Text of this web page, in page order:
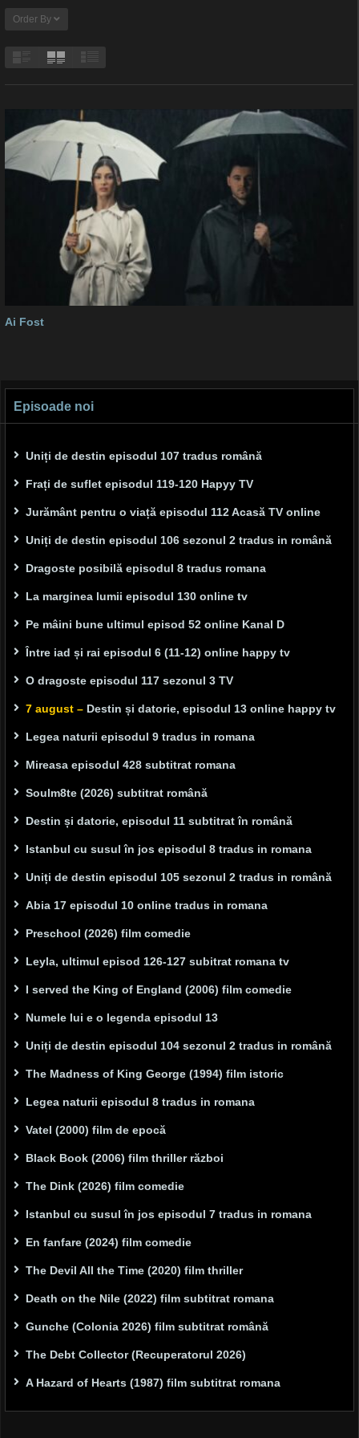
Order By
Ai Fost
Episoade noi
Uniți de destin episodul 107 tradus română
Frați de suflet episodul 119-120 Hapyy TV
Jurământ pentru o viață episodul 112 Acasă TV online
Uniți de destin episodul 106 sezonul 2 tradus in română
Dragoste posibilă episodul 8 tradus romana
La marginea lumii episodul 130 online tv
Pe mâini bune ultimul episod 52 online Kanal D
Între iad și rai episodul 6 (11-12) online happy tv
O dragoste episodul 117 sezonul 3 TV
7 august – Destin și datorie, episodul 13 online happy tv
Legea naturii episodul 9 tradus in romana
Mireasa episodul 428 subtitrat romana
Soulm8te (2026) subtitrat română
Destin și datorie, episodul 11 subtitrat în română
Istanbul cu susul în jos episodul 8 tradus in romana
Uniți de destin episodul 105 sezonul 2 tradus in română
Abia 17 episodul 10 online tradus in romana
Preschool (2026) film comedie
Leyla, ultimul episod 126-127 subitrat romana tv
I served the King of England (2006) film comedie
Numele lui e o legenda episodul 13
Uniți de destin episodul 104 sezonul 2 tradus in română
The Madness of King George (1994) film istoric
Legea naturii episodul 8 tradus in romana
Vatel (2000) film de epocă
Black Book (2006) film thriller război
The Dink (2026) film comedie
Istanbul cu susul în jos episodul 7 tradus in romana
En fanfare (2024) film comedie
The Devil All the Time (2020) film thriller
Death on the Nile (2022) film subtitrat romana
Gunche (Colonia 2026) film subtitrat română
The Debt Collector (Recuperatorul 2026)
A Hazard of Hearts (1987) film subtitrat romana